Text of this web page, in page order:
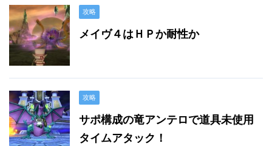
攻略
メイヴ４はＨＰか耐性か
攻略
サポ構成の竜アンテロで道具未使用
タイムアタック！